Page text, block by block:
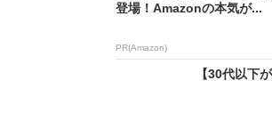
登場！Amazonの本気が...
PR(Amazon)
【30代以下